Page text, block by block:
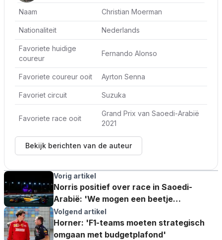
Naam Christian Moerman
Nationaliteit Nederlands
Favoriete huidige
coureur
Fernando Alonso
Favoriete coureur ooit Ayrton Senna
Favoriet circuit Suzuka
Favoriete race ooit
Grand Prix van Saoedi-Arabië
2021
Bekijk berichten van de auteur
Vorig artikel
Norris positief over race in Saoedi-
Arabië: 'We mogen een beetje
glimlachen'
Volgend artikel
Horner: 'F1-teams moeten strategisch
omgaan met budgetplafond'